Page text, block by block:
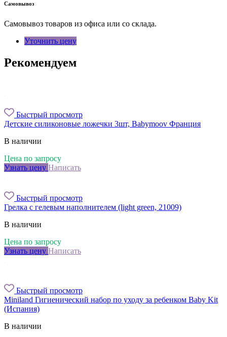
Самовывоз
Самовывоз товаров из офиса или со склада.
Уточнить цену
Рекомендуем
Быстрый просмотр
Детские силиконовые ложечки 3шт, Babymoov Франция
В наличии
Цена по запросу
Узнать цену Написать
Быстрый просмотр
Грелка с гелевым наполнителем (light green, 21009)
В наличии
Цена по запросу
Узнать цену Написать
Быстрый просмотр
Miniland Гигиенический набор по уходу за ребенком Baby Kit
(Испания)
В наличии